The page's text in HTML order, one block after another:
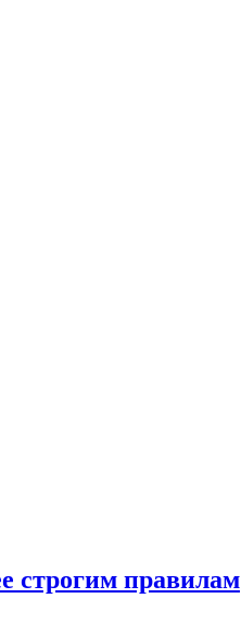
строгим правилам